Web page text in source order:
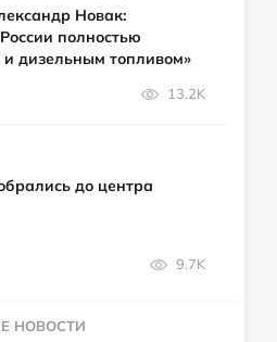
Новак:
полностью
дизельным топливом»
13.2K
до центра
9.7K
НОВОСТИ